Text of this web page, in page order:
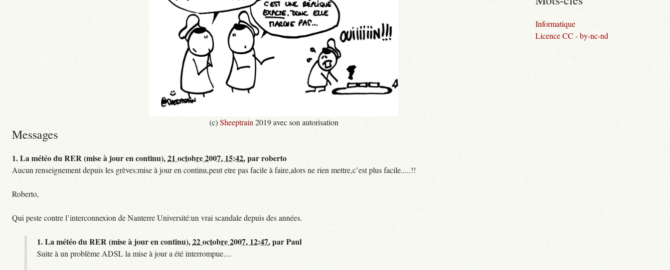
(c)Sheeptrain 2019 avec son autorisation
Messages
1.La météo du RER (mise à jour en continu),21 octobre 2007, 15:42,parroberto
Aucun renseignement depuis les grèves:mise à jour en continu,peut etre pas facile à faire,alors ne rien mettre,c’est plus facile.....!!
Roberto,
Qui peste contre l’interconnexion de Nanterre Université:un vrai scandale depuis des années.
1.La météo du RER (mise à jour en continu),22 octobre 2007, 12:47,parPaul
Suite à un problème ADSL la mise à jour a été interrompue....
Informatique
Licence CC - by-nc-nd